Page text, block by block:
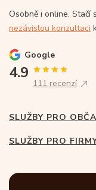
Osobně i online. Stačí
nezávislou konzultaci
Google
4.9
111 recenzí
SLUŽBY PRO
SLUŽBY PRO